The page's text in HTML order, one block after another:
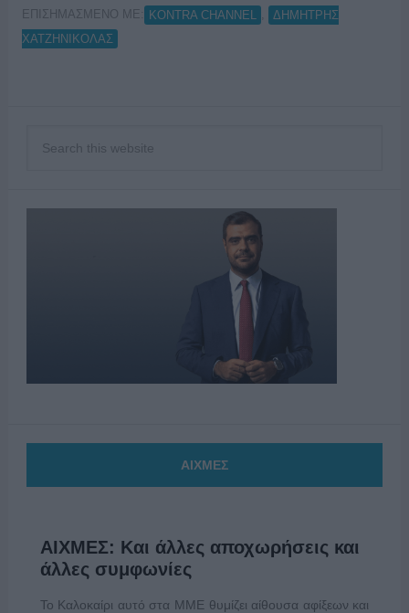
ΕΠΙΣΗΜΑΣΜΕΝΟ ΜΕ: KONTRA CHANNEL
ΔΗΜΗΤΡΗΣ
ΧΑΤΖΗΝΙΚΟΛΑΣ
ΑΙΧΜΕΣ
ΑΙΧΜΕΣ: Και άλλες αποχωρήσεις και
άλλες συμφωνίες
Το Καλοκαίρι αυτό στα ΜΜΕ θυμίζει αίθουσα αφίξεων και